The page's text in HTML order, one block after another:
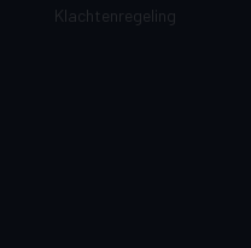
Klachtenregeling